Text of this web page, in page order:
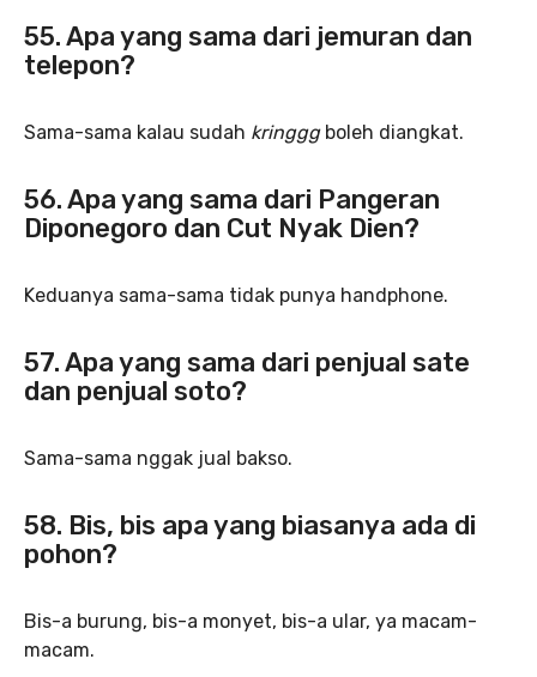
55. Apa yang sama dari jemuran dan
telepon?
Sama-sama kalau sudah kringggboleh diangkat.
56. Apa yang sama dari Pangeran
Diponegoro dan Cut Nyak Dien?
Keduanya sama-sama tidak punya handphone.
57. Apa yang sama dari penjual sate
dan penjual soto?
Sama-sama nggak jual bakso.
58. Bis, bis apa yang biasanya ada di
pohon?
Bis-a burung, bis-a monyet, bis-a ular, ya macam-
macam.